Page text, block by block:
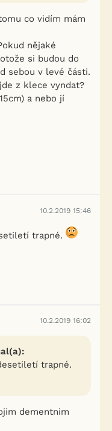
co vidím mám
nějaké
si budou do
sebou v levé části.
z klece vyndat?
a nebo jí
10.2.2019 15:46
trapné.
10.2.2019 16:02
trapné.
dementnim